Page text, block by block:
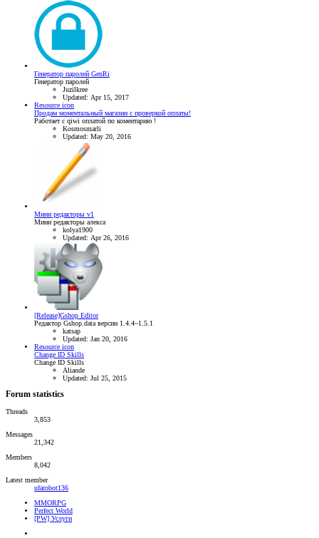
Генератор паролей GenRi
Генератор паролей
Juzilkree
Updated: Apr 15, 2017
Resource icon
Продам моментальный магазин с проверкой оплаты!
Работает с qiwi оплатой по коментарию !
Kosmosmarli
Updated: May 20, 2016
Мини редакторы v1
Мини редакторы алекса
kolya1900
Updated: Apr 26, 2016
[Release]Gshop Editor
Редактор Gshop.data версии 1.4.4~1.5.1
katsap
Updated: Jan 20, 2016
Resource icon
Change ID Skills
Change ID Skills
Aliande
Updated: Jul 25, 2015
Forum statistics
Threads
3,853
Messages
21,342
Members
8,042
Latest member
ufarobot136
MMORPG
Perfect World
[PW] Услуги